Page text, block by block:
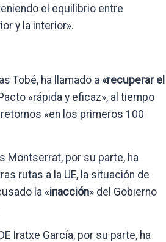
el equilibrio entre
y la interior».
Tobé, ha llamado a «recuperar el
«rápida y eficaz», al tiempo
«en los primeros 100
Montserrat, por su parte, ha
rutas a la UE, la situación de
la «inacción» del Gobierno
Iratxe García, por su parte, ha